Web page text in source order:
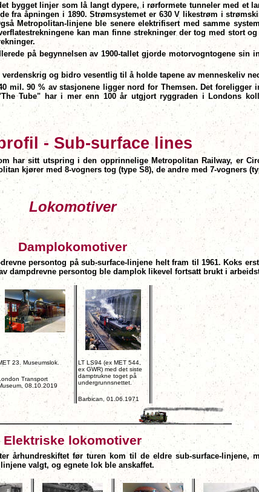
bygget linjer som lå langt dypere, i rørformete tunneler med et
fra åpningen i 1890. Strømsystemet er 630 V likestrøm i
Metropolitan-linjene ble senere elektrifisert med samme
kan man finne strekninger der tog med stort
på begynnelsen av 1900-tallet gjorde motorvogntogene sin
og bidro vesentlig til å holde tapene av menneskeliv
mil. 90 % av stasjonene ligger nord for Themsen. Det
Tube" har i mer enn 100 år utgjort ryggraden i Londons
- Sub-surface lines
har sitt utspring i den opprinnelige Metropolitan Railway, er
kjører med 8-vogners tog (type S8), de andre med 7-vogners
Lokomotiver
Damplokomotiver
persontog på sub-surface-linjene helt fram til 1961. Koks
dampdrevne persontog ble damplok likevel fortsatt brukt i
23. Museumslok.
Transport
08.10.2019
LT LS94 (ex MET 544,
ex GWR) med det siste
damptrukne toget på
undergrunnsnettet.
Barbican, 01.06.1971
Elektriske lokomotiver
århundreskiftet før turen kom til de eldre sub-surface-linjene,
valgt, og egnete lok ble anskaffet.